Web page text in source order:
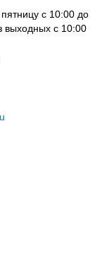
с 10:00 до
выходных с 10:00